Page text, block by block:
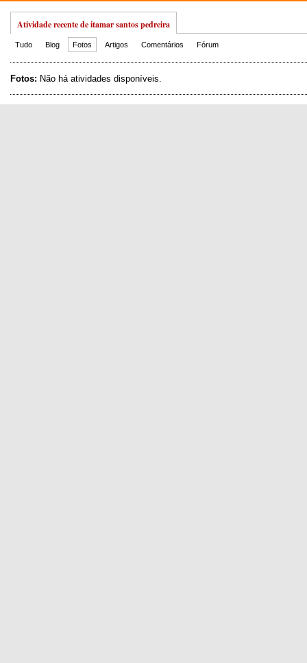
Atividade recente de itamar santos pedreira
Tudo Blog Fotos Artigos Comentários Fórum
Fotos: Não há atividades disponíveis.